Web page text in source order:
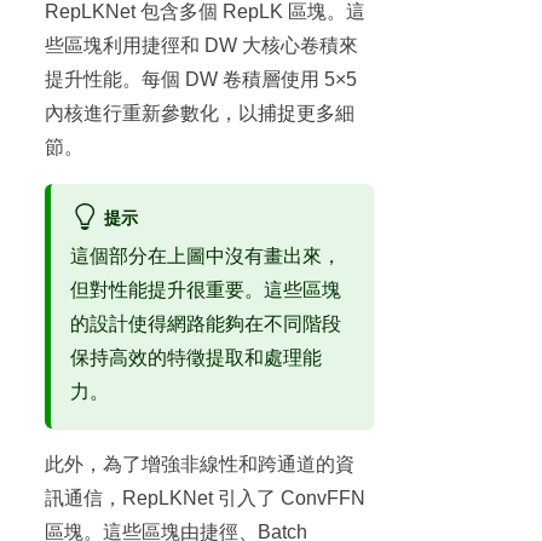
RepLKNet 包含多個 RepLK 區塊。這
些區塊利用捷徑和 DW 大核心卷積來
提升性能。每個 DW 卷積層使用 5×5
內核進行重新參數化，以捕捉更多細
節。
提示
這個部分在上圖中沒有畫出來，
但對性能提升很重要。這些區塊
的設計使得網路能夠在不同階段
保持高效的特徵提取和處理能
力。
此外，為了增強非線性和跨通道的資
訊通信，RepLKNet 引入了 ConvFFN
區塊。這些區塊由捷徑、Batch